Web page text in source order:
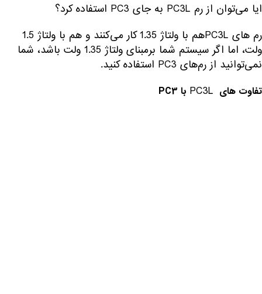
ایا می‌توان از رم PC3L به جای PC3 استفاده کرد؟
رم های PC3Lهم با ولتاژ 1.35 کار می‌کنند و هم با ولتاژ 1.5
ولت، اما اگر سیستم شما برمبنای ولتاژ 1.35 ولت باشد، شما
نمی‌توانید از رم‌های PC3 استفاده کنید.
تفاوت های PC3L با PC3